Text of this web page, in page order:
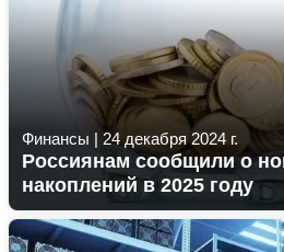
Финансы | 24 декабря 2024 г.
Россиянам сообщили о
накоплений в 2025 году